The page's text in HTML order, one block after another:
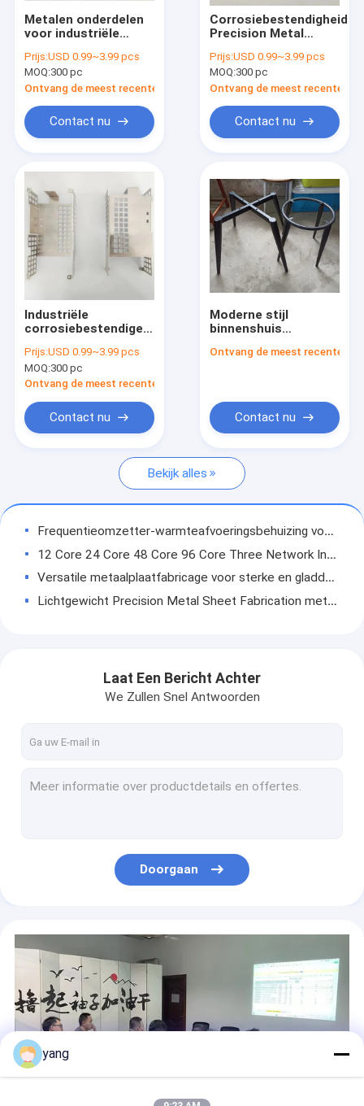
Over ons
Fabrieksreis
Contacteer ons
nieuws
Vraag een offerte aan
De Vervaardiging van het bladmetaal
elektrische doos van plaat
Plaatwerk omhulsel
Metalen buisvoeten
Metalen meubelframe
Bladmetaal het Stempelen Delen
Plaatmetaalorganisator
Metalen onderdelen
voor industriële
corrosiebestendigheid
Prijs:USD 0.99~3.99 pcs
MOQ:300 pc
Ontvang de meest recente Prijs
Contact nu
Corrosiebestendigheid
Precision Metal
strakke toleranties
Prijs:USD 0.99~3.99 pcs
MOQ:300 pc
Ontvang de meest recente
Contact nu
Industriële
corrosiebestendige
metalen
componenten
Duurzame
Prijs:USD 0.99~3.99 pcs
MOQ:300 pc
Ontvang de meest recente Prijs
Contact nu
Moderne stijl
binnenshuis
rechthoekige
Ontvang de meest recente
Contact nu
Bekijk alles
Frequentieomzetter-warmteafvoeringsbehuizing voor frequentieomzetmotor
12 Core 24 Core 48 Core 96 Core Three Network In One Wiring Box Korridor Kabeloverdracht
Versatile metaalplaatfabricage voor sterke en gladde toepassingen
Lichtgewicht Precision Metal Sheet Fabrication met gladde afwerking
Corrosiebestendig Custom Metal Fabrication Prototype Sterke sterkte
Aanpasbare hoogte Tafel en stoel Benen Metalen buisvoeten
Metalen meubels Leg vervangende schroef op de voeten in ronde vorm
Metalen toebehoren met een lichtgewicht met tolerantie voor industriële stempelmachines
Op maat gemaakte behuizingen voor plaatmachines voor hittebestendigheid
Zilveren rechthoekige restaurant metalen meubelframe
Zware plaat metalen organisator wandmontage roestweerstand
Roestvrij metalen muurmontage-organisator plaat metalen organisator
Laat Een Bericht Achter
We Zullen Snel Antwoorden
Doorgaan
yang